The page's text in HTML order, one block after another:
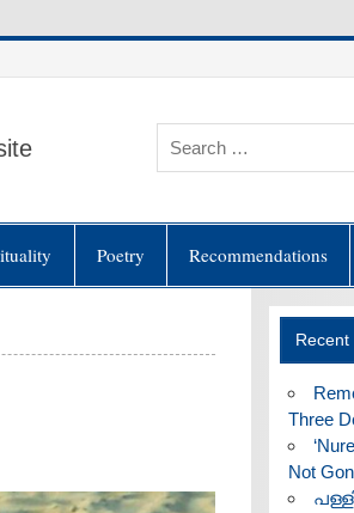
Poetry Recommendations
Recent
Three
Not